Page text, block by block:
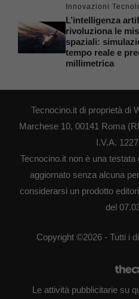
Innovazioni
L’intelligenza
rivoluziona le
spaziali:
tempo reale e
millimetrica
Tecnocino.it di proprietà di
Marchese 10, 00141 Roma
I.V.A.
Tecnocino.it non è una
aggiornato senza alcuna
considerarsi un prodotto
del
Copyright ©2026 - Tutti i
Le attività pubblicitarie su